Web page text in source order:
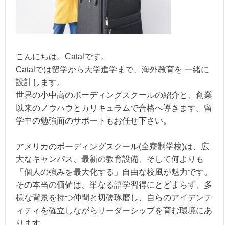
こんにちは。Catalです。
Catalでは留学から大学進学まで、海外教育を 一緒に
設計します。
世界の小中高のボーディングスクールの紹介と、創業
以来のノウハウとカリキュラムで合格へ導きます。留
学中の勉強面のサポートもお任せ下さい。
アメリカのボーディングスクール(全寮制学校)は、広
大なキャンパス、最新の教育設備、そして何よりも
「個人の強みを最大化する」自由な校風が魅力です。
その本当の価値は、単なる語学習得にとどまらず、多
様な背景を持つ仲間と切磋琢磨し、自らのアイデンテ
ィティを確立しながらリーダーシップを育む環境にあ
ります。